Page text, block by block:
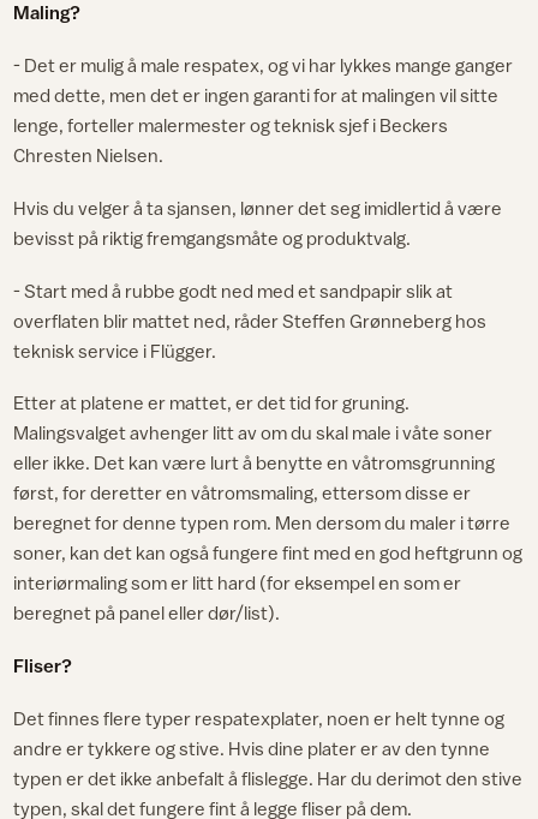
Maling?
- Det er mulig å male respatex, og vi har lykkes mange ganger
med dette, men det er ingen garanti for at malingen vil sitte
lenge, forteller malermester og teknisk sjef i Beckers
Chresten Nielsen.
Hvis du velger å ta sjansen, lønner det seg imidlertid å være
bevisst på riktig fremgangsmåte og produktvalg.
- Start med å rubbe godt ned med et sandpapir slik at
overflaten blir mattet ned, råder Steffen Grønneberg hos
teknisk service i Flügger.
Etter at platene er mattet, er det tid for gruning.
Malingsvalget avhenger litt av om du skal male i våte soner
eller ikke. Det kan være lurt å benytte en våtromsgrunning
først, for deretter en våtromsmaling, ettersom disse er
beregnet for denne typen rom. Men dersom du maler i tørre
soner, kan det kan også fungere fint med en god heftgrunn og
interiørmaling som er litt hard (for eksempel en som er
beregnet på panel eller dør/list).
Fliser?
Det finnes flere typer respatexplater, noen er helt tynne og
andre er tykkere og stive. Hvis dine plater er av den tynne
typen er det ikke anbefalt å flislegge. Har du derimot den stive
typen, skal det fungere fint å legge fliser på dem.